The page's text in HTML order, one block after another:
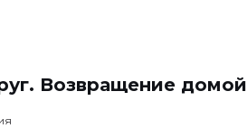
Возвращение домой